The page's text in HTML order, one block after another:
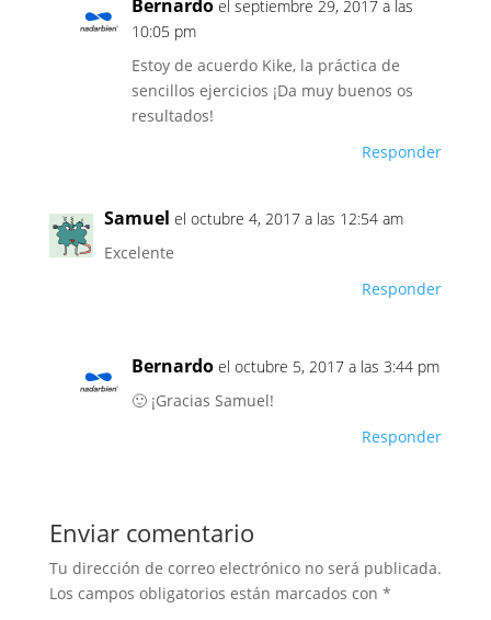
Bernardo el septiembre 29, 2017 a las
10:05 pm
Estoy de acuerdo Kike, la práctica de
sencillos ejercicios ¡Da muy buenos os
resultados!
Responder
Samuel el octubre 4, 2017 a las 12:54 am
Excelente
Responder
Bernardo el octubre 5, 2017 a las 3:44 pm
🙂 ¡Gracias Samuel!
Responder
Enviar comentario
Tu dirección de correo electrónico no será publicada.
Los campos obligatorios están marcados con *